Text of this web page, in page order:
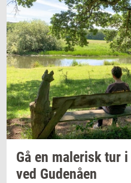
Gå en ma­le­risktur i
ved Gu­denå­en